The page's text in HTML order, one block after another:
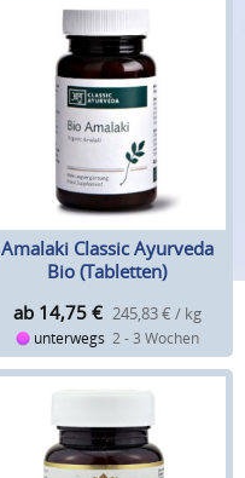
Amalaki Classic Ayurveda
Bio (Tabletten)
ab 14,75 € 245,83 € / kg
unterwegs 2 - 3 Wochen